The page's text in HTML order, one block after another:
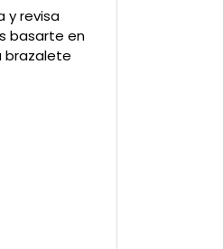
y revisa
basarte en
brazalete